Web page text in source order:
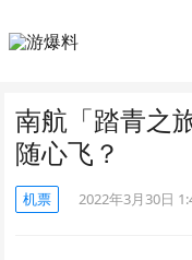
南航「踏青之
随心飞？
机票 2022年3月30日